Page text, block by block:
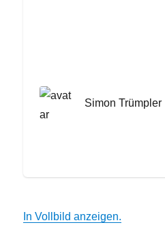
Simon Trümpler
In Vollbild anzeigen.